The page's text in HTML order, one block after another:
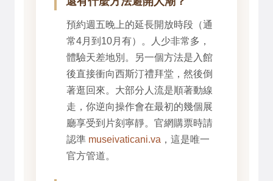
預約週五晚上的延長開放時段（通
常4月到10月有）。人少非常多，
體驗天差地別。另一個方法是入館
後直接衝向西斯汀禮拜堂，然後倒
著逛回來。大部分人流是順著動線
走，你逆向操作會在最初的幾個展
廳享受到片刻寧靜。官網購票時請
認準 museivaticani.va ，這是唯一
官方管道。